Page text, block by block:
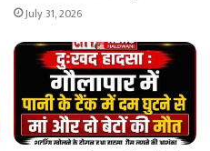
July 31, 2026